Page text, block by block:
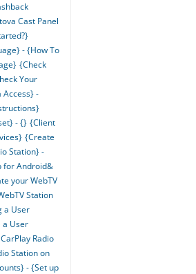
Cast Panel
- {How To
{Check
Your
Access} -
- {} {Client
{Create
Station} -
for Android&
your WebTV
Station
a User
a User
Radio
Station on
- {Set up